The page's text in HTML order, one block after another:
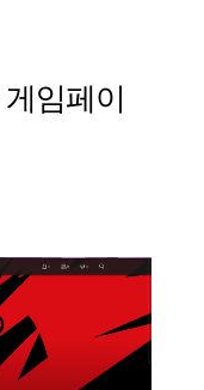
게임페이